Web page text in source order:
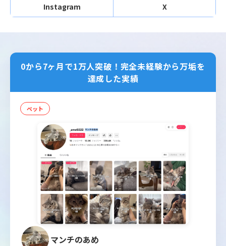
Instagram X
0から7ヶ月で1万人突破！完全未経験から万垢を
達成した実績
ペット
マンチのあめ